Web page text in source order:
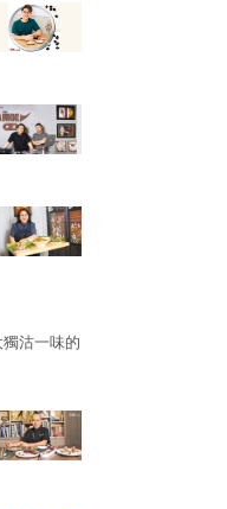
沽一味的